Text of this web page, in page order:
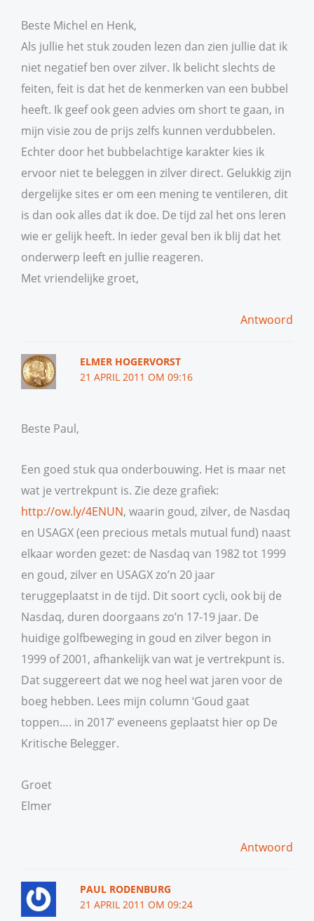
Beste Michel en Henk,
Als jullie het stuk zouden lezen dan zien jullie dat ik
niet negatief ben over zilver. Ik belicht slechts de
feiten, feit is dat het de kenmerken van een bubbel
heeft. Ik geef ook geen advies om short te gaan, in
mijn visie zou de prijs zelfs kunnen verdubbelen.
Echter door het bubbelachtige karakter kies ik
ervoor niet te beleggen in zilver direct. Gelukkig zijn
dergelijke sites er om een mening te ventileren, dit
is dan ook alles dat ik doe. De tijd zal het ons leren
wie er gelijk heeft. In ieder geval ben ik blij dat het
onderwerp leeft en jullie reageren.
Met vriendelijke groet,
Antwoord
ELMER HOGERVORST
21 APRIL 2011 OM 09:16
Beste Paul,
Een goed stuk qua onderbouwing. Het is maar net
wat je vertrekpunt is. Zie deze grafiek:
http://ow.ly/4ENUN, waarin goud, zilver, de Nasdaq
en USAGX (een precious metals mutual fund) naast
elkaar worden gezet: de Nasdaq van 1982 tot 1999
en goud, zilver en USAGX zo’n 20 jaar
teruggeplaatst in de tijd. Dit soort cycli, ook bij de
Nasdaq, duren doorgaans zo’n 17-19 jaar. De
huidige golfbeweging in goud en zilver begon in
1999 of 2001, afhankelijk van wat je vertrekpunt is.
Dat suggereert dat we nog heel wat jaren voor de
boeg hebben. Lees mijn column ‘Goud gaat
toppen…. in 2017’ eveneens geplaatst hier op De
Kritische Belegger.
Groet
Elmer
Antwoord
PAUL RODENBURG
21 APRIL 2011 OM 09:24